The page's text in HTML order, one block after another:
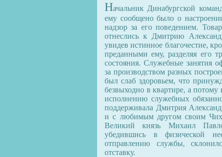
Начальник Динабургской
ему сообщено было о
надзор за его поведением.
отнеслись к Дмитрию
увидев истинное благочестие,
преданными ему, разделяя его
состояния. Служебные занятия
за производством разных
был слаб здоровьем, что
безвыходно в квартире, а
исполнению служебных
поддерживала Дмитрия
и с любимым другом своим
Великий князь Михаил
убедившись в физической
отправлению службы,
отставку.